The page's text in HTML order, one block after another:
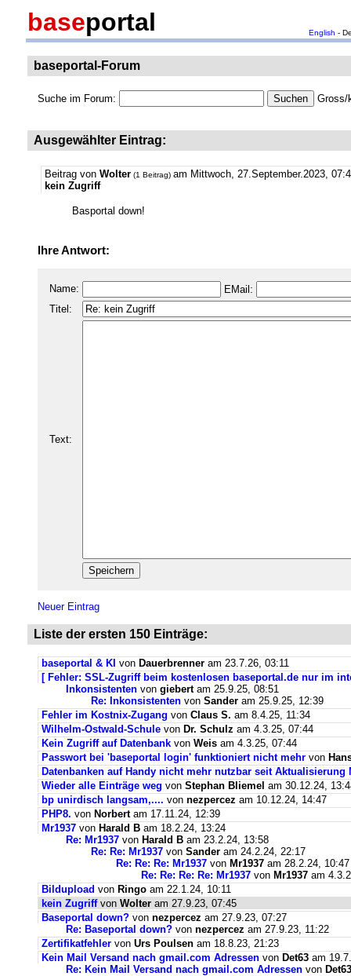
baseportal English -
baseportal-Forum
Suche im Forum: Gross/
Ausgewählter Eintrag:
Beitrag von Wolter (1 Beitrag) am Mittwoch, 27.September.2023,
kein Zugriff
Basportal down!
Ihre Antwort:
Name:
EMail:
Titel:
Text:
Neuer Eintrag
Liste der ersten 150 Einträge:
baseportal & KI von Dauerbrenner am 23.7.26, 03:11
[ Fehler: SSL-Zugriff beim kostenlosen baseportal.de nur im
Inkonsistenten von giebertam 25.9.25, 08:51
Re: Inkonsistenten von Sander am 25.9.25, 12:39
Fehler im Kostnix-Zugang von Claus S. am 8.4.25, 11:34
Wilhelm-Ostwald-Schule von Dr. Schulz am 4.3.25, 07:44
Kein Zugriff auf Datenbank von Weis am 4.3.25, 07:44
Passwort bei 'baseportal login' funktioniert nicht mehr von
Datenbanken auf Handy nicht mehr nutzbar seit Aktualisierung
Wieder alle Einträge weg von Stephan Bliemel am 30.12.24,
bp unirdisch langsam,.... von nezpercez am 10.12.24, 14:47
PHP8. von Norbertam 17.11.24, 12:39
Mr1937 von Harald B am 18.2.24, 13:24
Re: Mr1937 von Harald B am 23.2.24, 13:58
Re: Re: Mr1937 von Sander am 24.2.24, 22:17
Re: Re: Re: Mr1937 von Mr1937 am 28.2.24, 10:47
Re: Re: Re: Re: Mr1937 von Mr1937 am
Bildupload von Ringo am 22.1.24, 10:11
kein Zugriffvon Wolter am 27.9.23, 07:45
Baseportal down? von nezpercez am 27.9.23, 07:27
Re: Baseportal down? von nezpercez am 27.9.23, 11:22
Zertifikatfehler von Urs Poulsen am 18.8.23, 21:23
Kein Mail Versand nach gmail.com Adressen von Det63 am
Re: Kein Mail Versand nach gmail.com Adressen von Det63